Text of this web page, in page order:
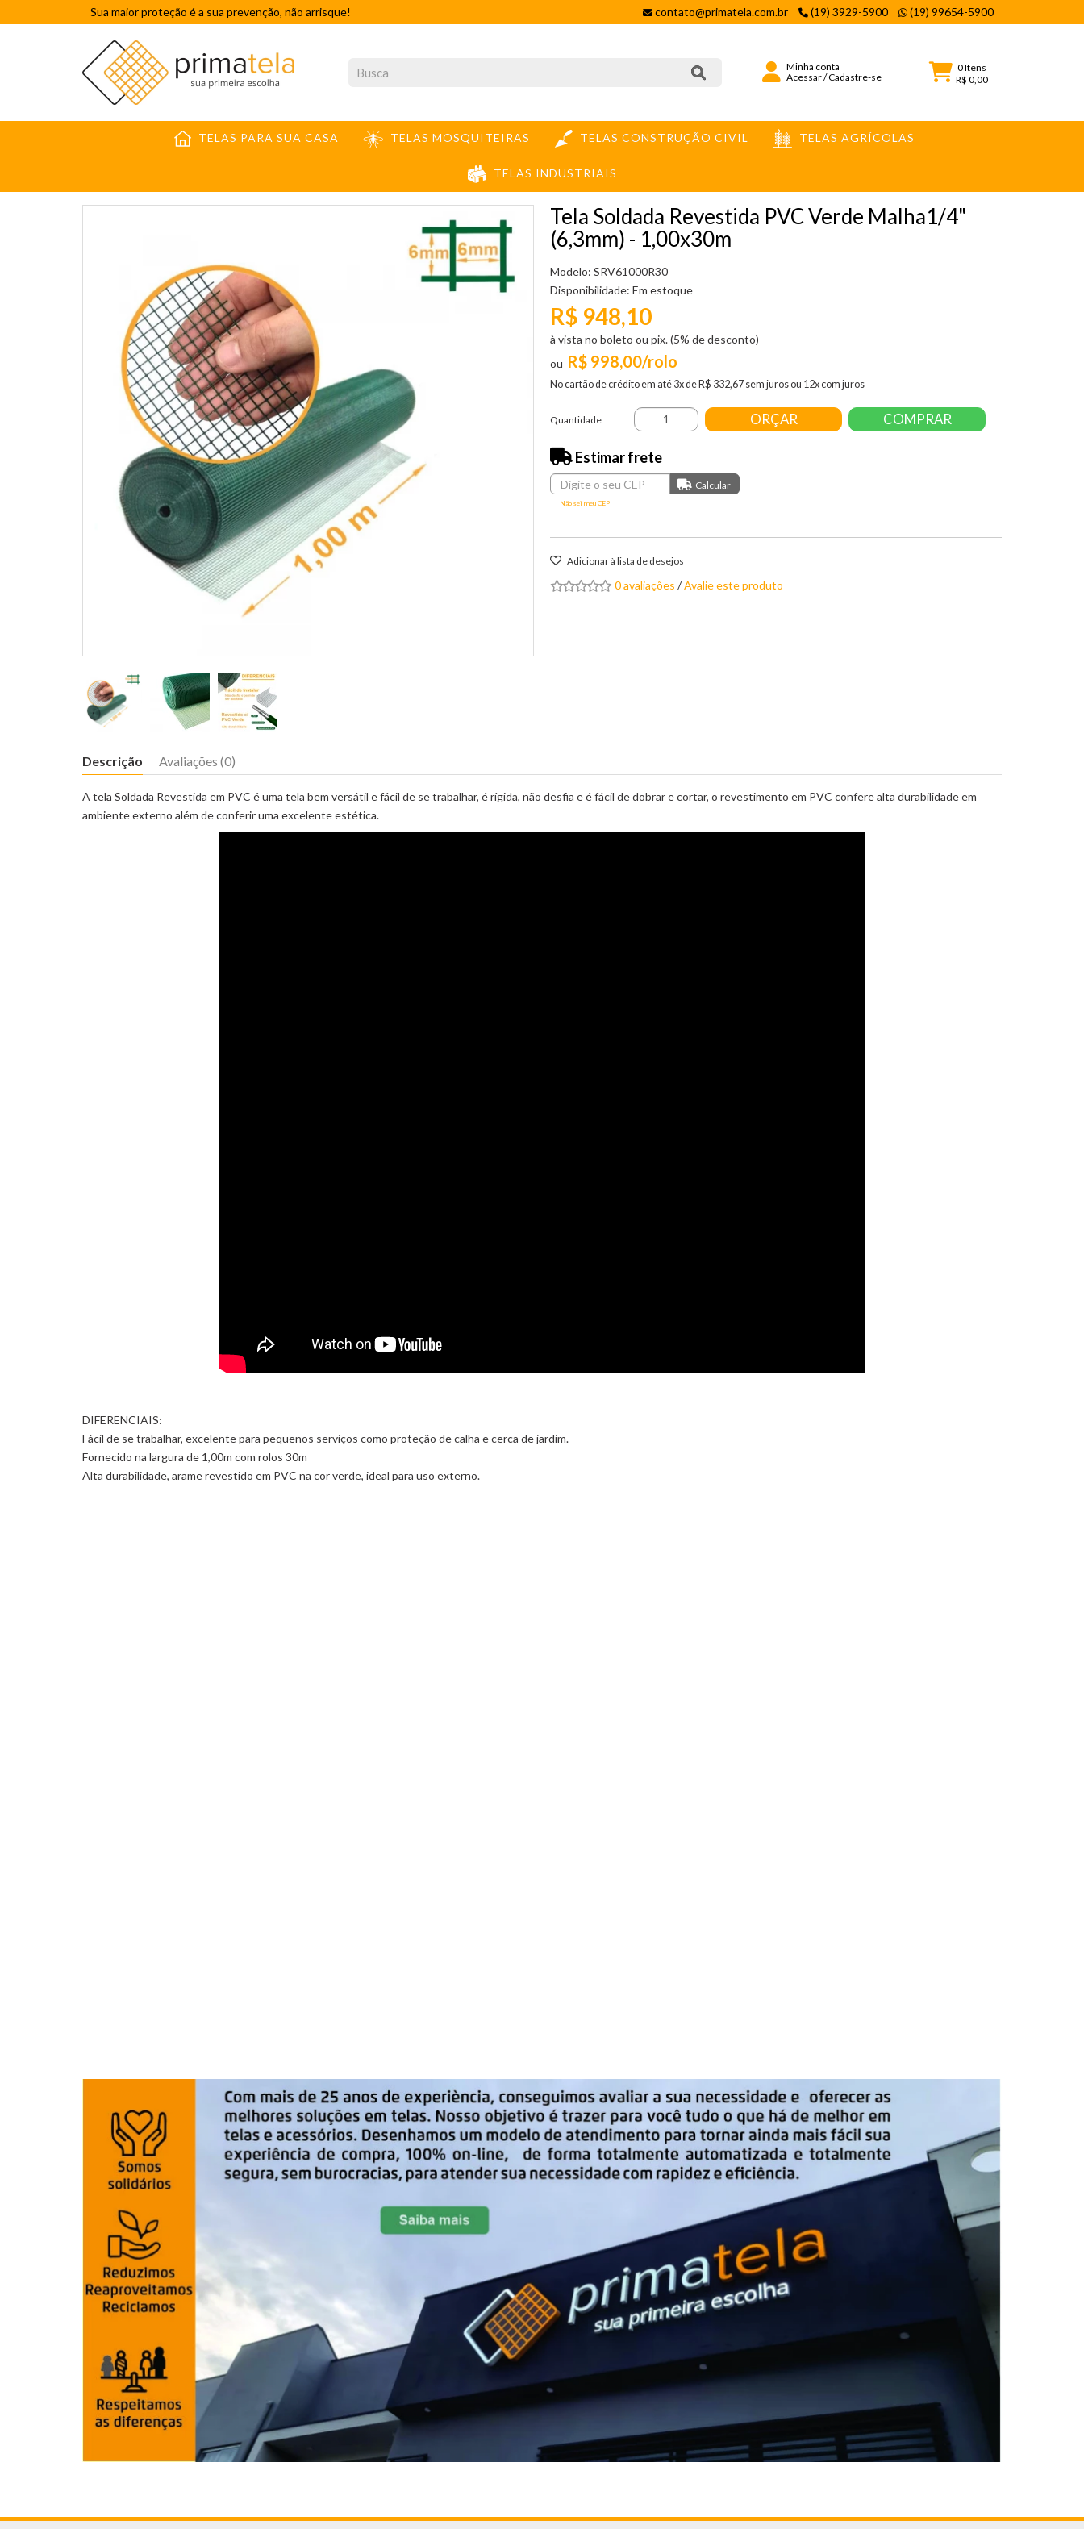
Sua maior proteção é a sua prevenção, não arrisque! contato@primatela.com.br (19) 3929-5900 (19) 99654-5900
Minha conta
Acessar/Cadastre-se
0Itens
R$ 0,00
TELAS PARA SUA CASA TELAS MOSQUITEIRAS TELAS CONSTRUÇÃO CIVIL TELAS AGRÍCOLAS
TELAS INDUSTRIAIS
TELA SOLDADA REVESTIDA PVC VERDE MALHA1/4" (6,3MM) - 1,00X30M
Tela Soldada Revestida PVC Verde Malha1/4"
(6,3mm) - 1,00x30m
Modelo: SRV61000R30
Disponibilidade: Em estoque
R$ 998,00/rolo
No cartão de crédito em até 3x de R$ 332,67 sem juros ou 12x com juros
R$ 948,10
à vista no boleto ou pix. (5% de desconto)
Quantidade ORÇAR COMPRAR
Estimar frete
Não sei meu CEP
Adicionar à lista de desejos
0 avaliações /Avalie este produto
Descrição Avaliações (0)
A tela Soldada Revestida em PVC é uma tela bem versátil e fácil de se trabalhar, é rígida, não desfia e é fácil de dobrar e cortar, o revestimento em PVC confere alta durabilidade em
ambiente externo além de conferir uma excelente estética.
DIFERENCIAIS:
Fácil de se trabalhar, excelente para pequenos serviços como proteção de calha e cerca de jardim.
Fornecido na largura de 1,00m com rolos 30m
Alta durabilidade, arame revestido em PVC na cor verde, ideal para uso externo.